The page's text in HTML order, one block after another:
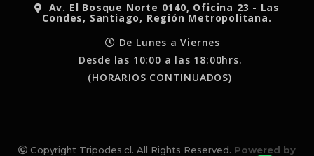
Av. El Bosque Norte 0140, Oficina 23 - Las
Condes, Santiago, Región Metropolitana.
De Lunes a Viernes
Desde las 10:00 a las 18:00hrs.
(HORARIOS CONTINUADOS)
Copyright Tripodes.cl. All Rights Reserved. Powered by